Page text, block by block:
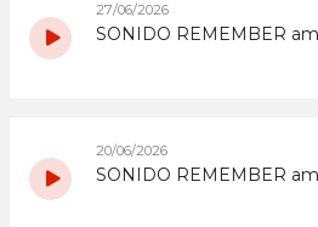
27/06/2026
20/06/2026